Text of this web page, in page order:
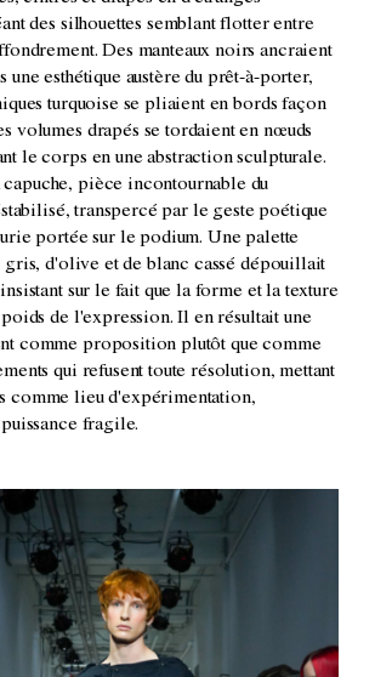
des silhouettes semblant flotter entre
Des manteaux noirs ancraient
esthétique austère du prêt-à-porter,
turquoise se pliaient en bords façon
volumes drapés se tordaient en nœuds
le corps en une abstraction sculpturale.
pièce incontournable du
transpercé par le geste poétique
portée sur le podium. Une palette
gris, d'olive et de blanc cassé dépouillait
sur le fait que la forme et la texture
de l'expression. Il en résultait une
comme proposition plutôt que comme
qui refusent toute résolution, mettant
comme lieu d'expérimentation,
fragile.